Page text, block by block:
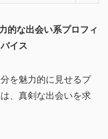
的な出会い系プロフィ
イス
を魅力的に見せるプ
、真剣な出会いを求